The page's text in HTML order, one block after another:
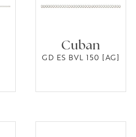
Cuban
GD ES BVL 150 [AG]